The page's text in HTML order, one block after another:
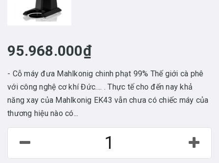
95.968.000₫
- Cỗ máy đưa Mahlkonig chinh phạt 99% Thế giới cà phê
với công nghệ cơ khí Đức…. . Thực tế cho đến nay khả
năng xay của Mahlkonig EK43 vẫn chưa có chiếc máy của
thương hiệu nào có...